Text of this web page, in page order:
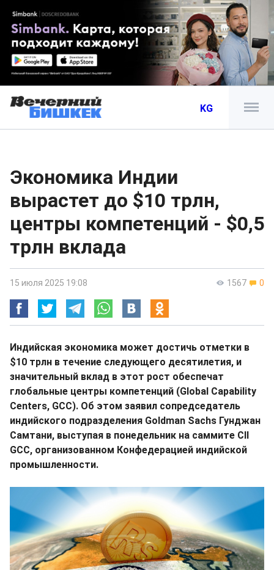
KG
Экономика Индии
вырастет до $10 трлн,
центры компетенций - $0,5
трлн вклада
1567 0
15 июля 2025 19:08
Индийская экономика может достичь отметки в
$10 трлн в течение следующего десятилетия, и
значительный вклад в этот рост обеспечат
глобальные центры компетенций (Global Capability
Centers, GCC). Об этом заявил сопредседатель
индийского подразделения Goldman Sachs Гунджан
Самтани, выступая в понедельник на саммите CII
GCC, организованном Конфедерацией индийской
промышленности.